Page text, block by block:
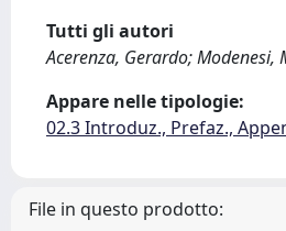
Tutti gli autori
Acerenza, Gerardo; Modenesi,
Appare nelle tipologie:
02.3 Introduz., Prefaz.,
File in questo prodotto: